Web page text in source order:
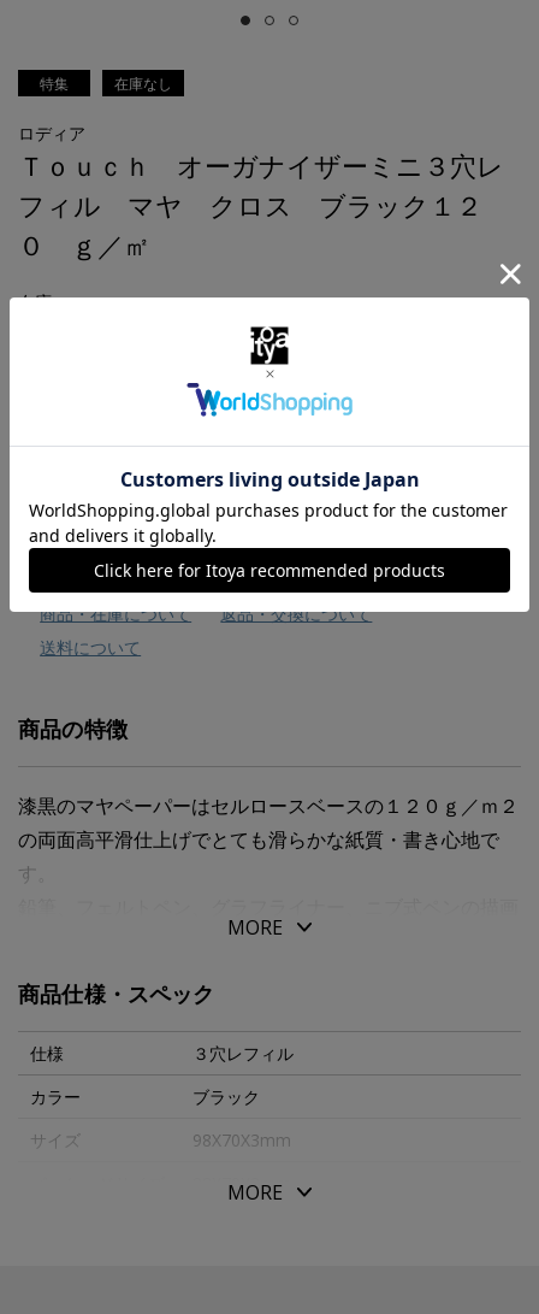
特集 在庫なし
ロディア
Ｔｏｕｃｈ オーガナイザーミニ３穴レ
フィル マヤ クロス ブラック１２
０ ｇ／㎡
在庫：×
お気に入りに追加
商品・在庫について
返品・交換について
送料について
商品の特徴
漆黒のマヤペーパーはセルロースベースの１２０ｇ／ｍ２
の両面高平滑仕上げでとても滑らかな紙質・書き心地で
す。
た紙の為、
連続、重ね筆記や消しゴムの使用後もケバ立ちが少ない紙
です。
３穴オーガナイザー専用レフィル クロス 特厚口 ２０
MORE
商品仕様・スペック
仕様
３穴レフィル
カラー
ブラック
サイズ
98X70X3mm
98X70X3mm
MORE